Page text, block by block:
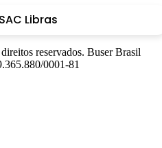
SAC Libras
reservados. Buser Brasil
0001-81